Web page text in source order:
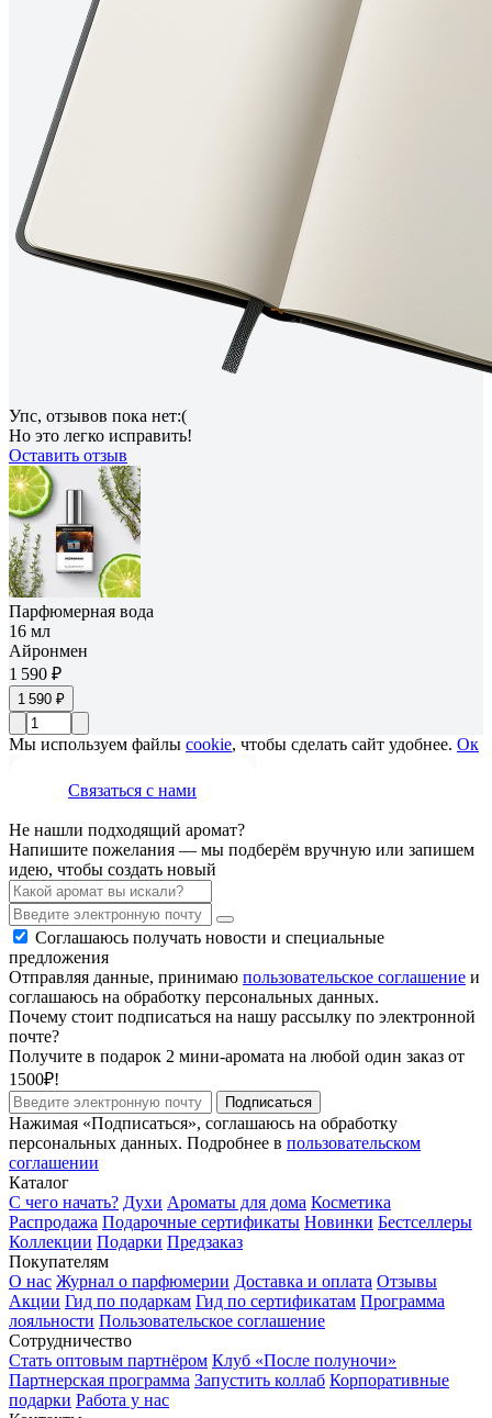
Упс, отзывов пока нет:(
Но это легко исправить!
Оставить отзыв
Парфюмерная вода
16 мл
Айронмен
1 590 ₽
1 590 ₽
Мы используем файлы cookie, чтобы сделать сайт удобнее. Ок
Связаться с нами
Не нашли подходящий аромат?
Напишите пожелания — мы подберём вручную или запишем
идею, чтобы создать новый
Соглашаюсь получать новости и специальные
предложения
Отправляя данные, принимаю пользовательское соглашение и
соглашаюсь на обработку персональных данных.
Почему стоит подписаться на нашу рассылку по электронной
почте?
Получите в подарок 2 мини-аромата на любой один заказ от
1500₽!
Подписаться
Нажимая «Подписаться», соглашаюсь на обработку
персональных данных. Подробнее в пользовательском
соглашении
Каталог
С чего начать? Духи Ароматы для дома Косметика
Распродажа Подарочные сертификаты Новинки Бестселлеры
Коллекции Подарки Предзаказ
Покупателям
О нас Журнал о парфюмерии Доставка и оплата Отзывы
Акции Гид по подаркам Гид по сертификатам Программа
лояльности Пользовательское соглашение
Сотрудничество
Стать оптовым партнёром Клуб «После полуночи»
Партнерская программа Запустить коллаб Корпоративные
подарки Работа у нас